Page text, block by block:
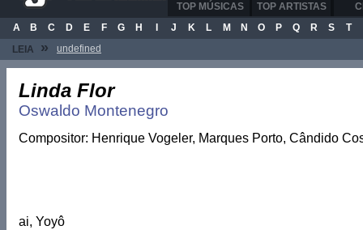
TOP ARTISTAS
TOP MÚSICAS
A
B C D E F G H J K L M N O P Q R S T
LEIA
» undefined
Linda Flor
Oswaldo Montenegro
Compositor: Henrique Vogeler, Marques Porto, Cândido
ai, Yoyô